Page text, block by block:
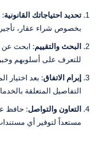
تحديد احتياجاتك القانونية:
بخصوص شراء عقار،
البحث والتقييم: ابحث عن
للتعرف على أسلوبهم
إبرام الاتفاق: بعد اختيار
التفاصيل المتعلقة
التعاون والتواصل: حافظ
مستعداً لتوفير أي